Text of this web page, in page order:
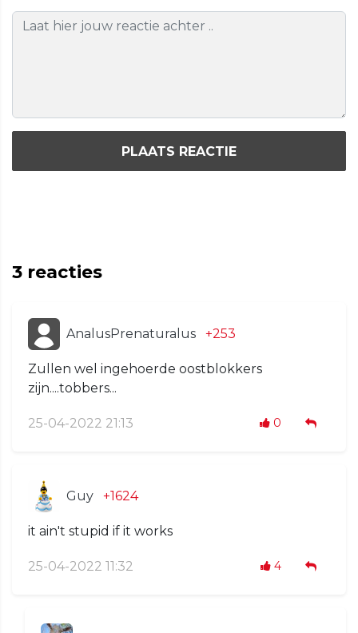
PLAATS REACTIE
3 reacties
AnalusPrenaturalus +253
Zullen wel ingehoerde oostblokkers
zijn....tobbers...
25-04-2022 21:13 0
Guy +1624
it ain't stupid if it works
25-04-2022 11:32 4